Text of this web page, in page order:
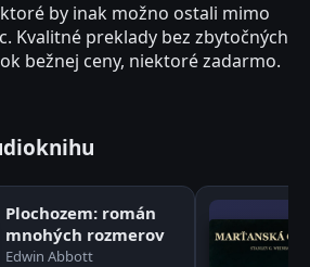
by inak možno ostali mimo
Kvalitné preklady bez zbytočných
bežnej ceny, niektoré zadarmo.
Plochozem: román
mnohých rozmerov
Edwin Abbott